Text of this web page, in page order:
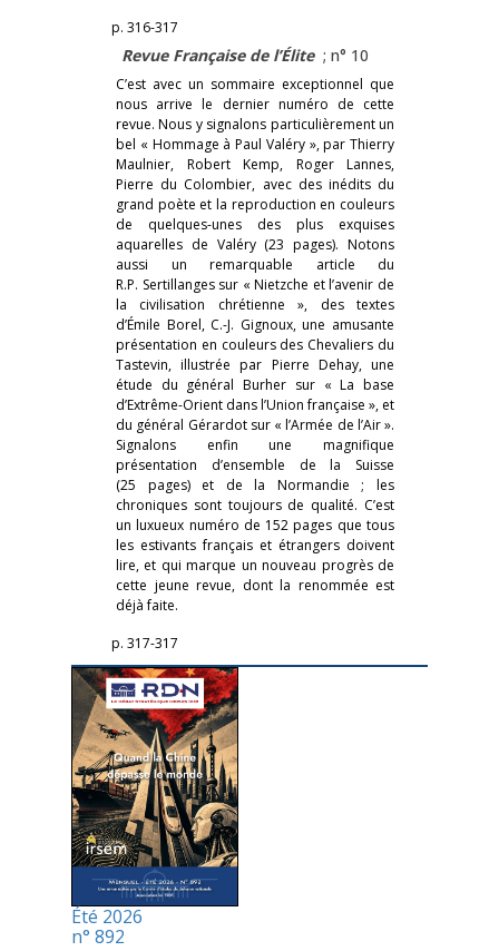
p. 316-317
Revue Française de l’Élite ; n° 10
C’est avec un sommaire exceptionnel que
nous arrive le dernier numéro de cette
revue. Nous y signalons particulièrement un
bel « Hommage à Paul Valéry », par Thierry
Maulnier, Robert Kemp, Roger Lannes,
Pierre du Colombier, avec des inédits du
grand poète et la reproduction en couleurs
de quelques-unes des plus exquises
aquarelles de Valéry (23 pages). Notons
aussi un remarquable article du
R.P. Sertillanges sur « Nietzche et l’avenir de
la civilisation chrétienne », des textes
d’Émile Borel, C.-J. Gignoux, une amusante
présentation en couleurs des Chevaliers du
Tastevin, illustrée par Pierre Dehay, une
étude du général Burher sur « La base
d’Extrême-Orient dans l’Union française », et
du général Gérardot sur « l’Armée de l’Air ».
Signalons enfin une magnifique
présentation d’ensemble de la Suisse
(25 pages) et de la Normandie ; les
chroniques sont toujours de qualité. C’est
un luxueux numéro de 152 pages que tous
les estivants français et étrangers doivent
lire, et qui marque un nouveau progrès de
cette jeune revue, dont la renommée est
déjà faite.
p. 317-317
Été 2026
n° 892